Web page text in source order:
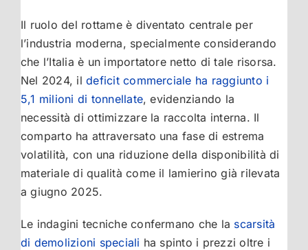
Il ruolo del rottame è diventato centrale per
l’industria moderna, specialmente considerando
che l’Italia è un importatore netto di tale risorsa.
Nel 2024, ildeficit commerciale ha raggiunto i
5,1 milioni di tonnellate, evidenziando la
necessità di ottimizzare la raccolta interna. Il
comparto ha attraversato una fase di estrema
volatilità, con una riduzione della disponibilità di
materiale di qualità come il lamierino già rilevata
a giugno 2025.
Le indagini tecniche confermano che la scarsità
di demolizioni speciali ha spinto i prezzi oltre i